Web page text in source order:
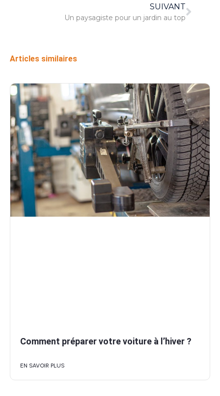
SUIVANT
Un paysagiste pour un jardin au top
Articles similaires
Comment préparer votre voiture à l’hiver ?
EN SAVOIR PLUS